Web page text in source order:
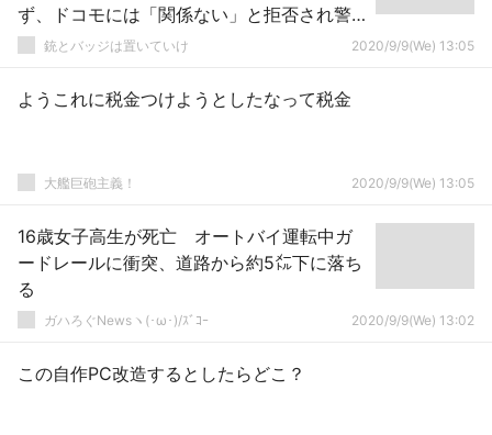
ず、ドコモには「関係ない」と拒否され警
察も...銃とバッジは置いていけ 2020/9/9(We) 13:05
ようこれに税金つけようとしたなって税金
大艦巨砲主義！ 2020/9/9(We) 13:05
16歳女子高生が死亡 オートバイ運転中ガ
ードレールに衝突、道路から約5㍍下に落ち
る
ガハろぐNewsヽ(･ω･)/ｽﾞｺｰ 2020/9/9(We) 13:02
この自作PC改造するとしたらどこ？